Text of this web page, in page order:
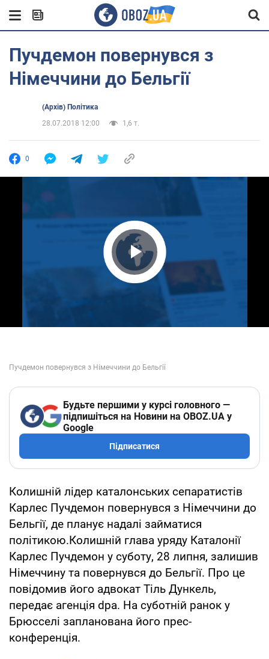
Пучдемон повернувся з
Німеччини до Бельгії
(Архів) Політика
28.07.2018 12:00
1,6 т.
0
Play Video
Будьте першими у курсі головного —
підпишіться на Новини на OBOZ.UA у
Google
Підписатися
Колишній лідер каталонських сепаратистів
Карлес Пучдемон повернувся з Німеччини до
Бельгії, де планує надалі займатися
політикою.Колишній глава уряду Каталонії
Карлес Пучдемон у суботу, 28 липня, залишив
Німеччину та повернувся до Бельгії. Про це
повідомив його адвокат Тіль Дункель,
передає агенція dpa. На суботній ранок у
Брюсселі запланована його прес-
конференція.